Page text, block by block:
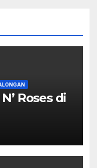
Roses di